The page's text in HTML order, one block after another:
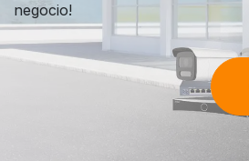
negocio!